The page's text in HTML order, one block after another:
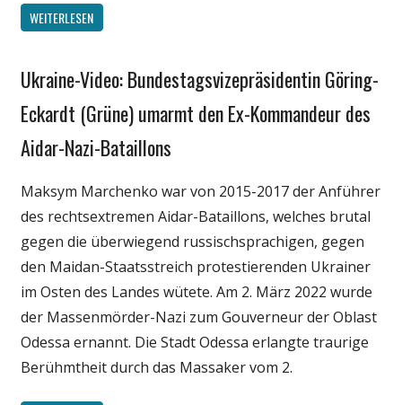
WEITERLESEN
Gesellschaft
Wissenschaft
Ukraine-Video: Bundestagsvizepräsidentin Göring-
Eckardt (Grüne) umarmt den Ex-Kommandeur des
Aidar-Nazi-Bataillons
Maksym Marchenko war von 2015-2017 der Anführer
des rechtsextremen Aidar-Bataillons, welches brutal
gegen die überwiegend russischsprachigen, gegen
den Maidan-Staatsstreich protestierenden Ukrainer
im Osten des Landes wütete. Am 2. März 2022 wurde
der Massenmörder-Nazi zum Gouverneur der Oblast
Odessa ernannt. Die Stadt Odessa erlangte traurige
Berühmtheit durch das Massaker vom 2.